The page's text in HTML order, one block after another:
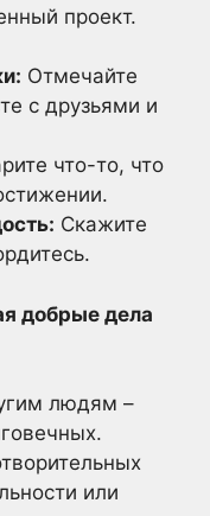
проект.
Отмечайте
с друзьями и
что-то, что
Скажите
добрые дела
людям –
или